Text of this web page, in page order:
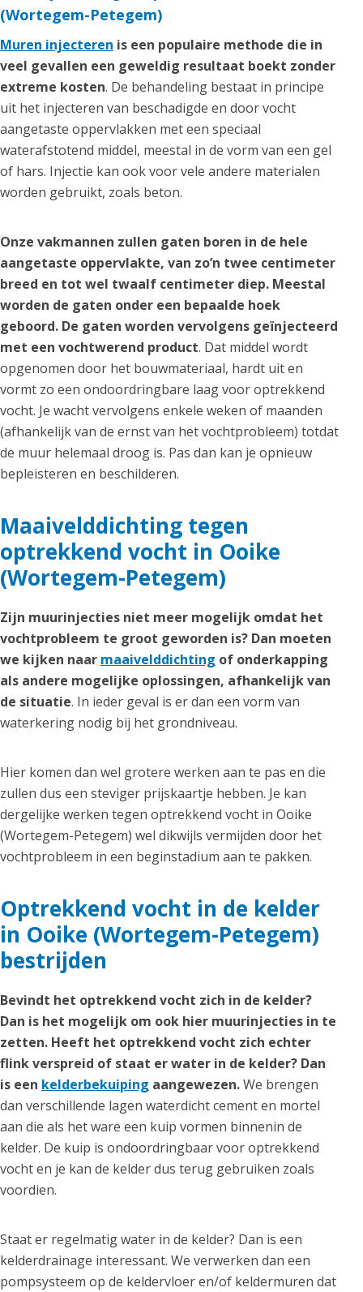
(Wortegem-Petegem)
Muren injecteren is een populaire methode die in
veel gevallen een geweldig resultaat boekt zonder
extreme kosten. De behandeling bestaat in principe
uit het injecteren van beschadigde en door vocht
aangetaste oppervlakken met een speciaal
waterafstotend middel, meestal in de vorm van een gel
of hars. Injectie kan ook voor vele andere materialen
worden gebruikt, zoals beton.
Onze vakmannen zullen gaten boren in de hele
aangetaste oppervlakte, van zo’n twee centimeter
breed en tot wel twaalf centimeter diep. Meestal
worden de gaten onder een bepaalde hoek
geboord. De gaten worden vervolgens geïnjecteerd
met een vochtwerend product. Dat middel wordt
opgenomen door het bouwmateriaal, hardt uit en
vormt zo een ondoordringbare laag voor optrekkend
vocht. Je wacht vervolgens enkele weken of maanden
(afhankelijk van de ernst van het vochtprobleem) totdat
de muur helemaal droog is. Pas dan kan je opnieuw
bepleisteren en beschilderen.
Maaivelddichting tegen
optrekkend vocht in Ooike
(Wortegem-Petegem)
Zijn muurinjecties niet meer mogelijk omdat het
vochtprobleem te groot geworden is? Dan moeten
we kijken naar maaivelddichting of onderkapping
als andere mogelijke oplossingen, afhankelijk van
de situatie. In ieder geval is er dan een vorm van
waterkering nodig bij het grondniveau.
Hier komen dan wel grotere werken aan te pas en die
zullen dus een steviger prijskaartje hebben. Je kan
dergelijke werken tegen optrekkend vocht in Ooike
(Wortegem-Petegem) wel dikwijls vermijden door het
vochtprobleem in een beginstadium aan te pakken.
Optrekkend vocht in de kelder
in Ooike (Wortegem-Petegem)
bestrijden
Bevindt het optrekkend vocht zich in de kelder?
Dan is het mogelijk om ook hier muurinjecties in te
zetten. Heeft het optrekkend vocht zich echter
flink verspreid of staat er water in de kelder? Dan
is een kelderbekuiping aangewezen.We brengen
dan verschillende lagen waterdicht cement en mortel
aan die als het ware een kuip vormen binnenin de
kelder. De kuip is ondoordringbaar voor optrekkend
vocht en je kan de kelder dus terug gebruiken zoals
voordien.
Staat er regelmatig water in de kelder? Dan is een
kelderdrainage interessant. We verwerken dan een
pompsysteem op de keldervloer en/of keldermuren dat